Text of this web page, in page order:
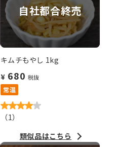
自社都合終売
キムチもやし 1kg
¥ 680 税抜
常温
（1）
類似品はこちら